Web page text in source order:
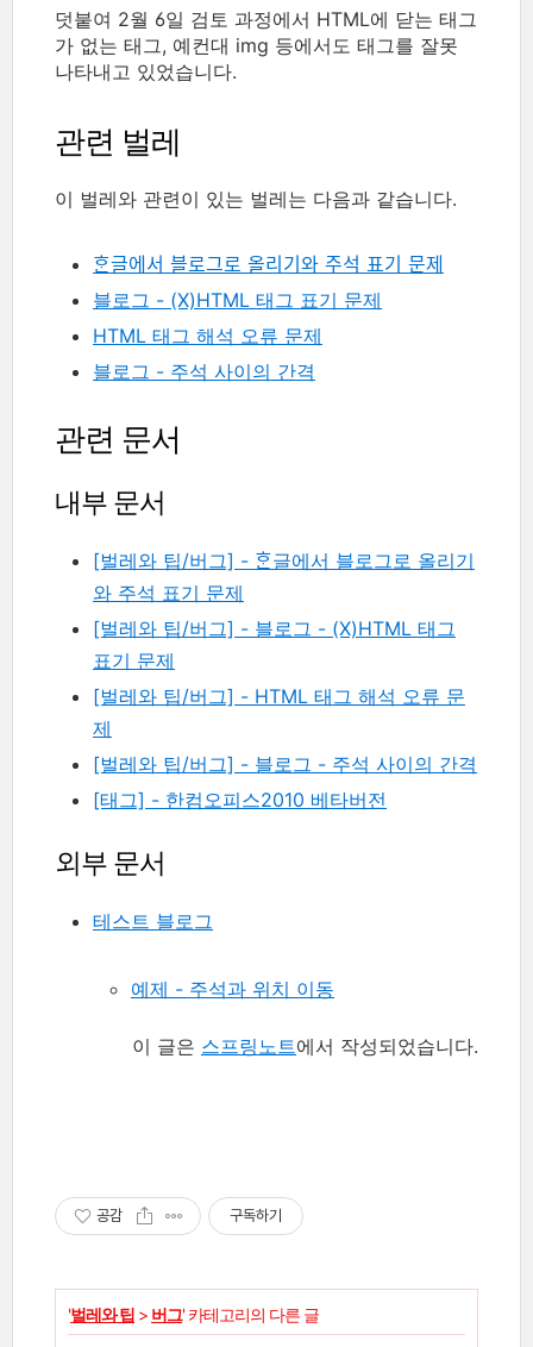
덧붙여 2월 6일 검토 과정에서 HTML에 닫는 태그
가 없는 태그, 예컨대 img 등에서도 태그를 잘못
나타내고 있었습니다.
관련 벌레
이 벌레와 관련이 있는 벌레는 다음과 같습니다.
ᄒᆞᆫ글에서 블로그로 올리기와 주석 표기 문제
블로그 - (X)HTML 태그 표기 문제
HTML 태그 해석 오류 문제
블로그 - 주석 사이의 간격
관련 문서
내부 문서
[벌레와 팁/버그] - ᄒᆞᆫ글에서 블로그로 올리기
와 주석 표기 문제
[벌레와 팁/버그] - 블로그 - (X)HTML 태그
표기 문제
[벌레와 팁/버그] - HTML 태그 해석 오류 문
제
[벌레와 팁/버그] - 블로그 - 주석 사이의 간격
[태그] - 한컴오피스2010 베타버전
외부 문서
테스트 블로그
예제 - 주석과 위치 이동
이 글은 스프링노트에서 작성되었습니다.
공감 구독하기
'벌레와 팁 > 버그' 카테고리의 다른 글